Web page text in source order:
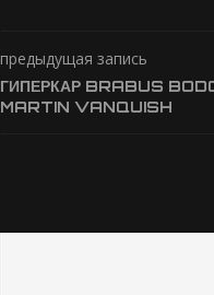
предыдущая запись
ГИПЕРКАР BRABUS
MARTIN VANQUISH